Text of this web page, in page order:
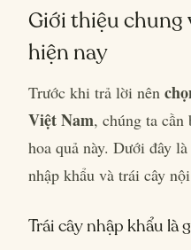
Giới thiệu chung
hiện nay
Trước khi trả lời nên
Việt Nam, chúng ta
hoa quả này. Dưới đây
nhập khẩu và trái cây
Trái cây nhập khẩu là